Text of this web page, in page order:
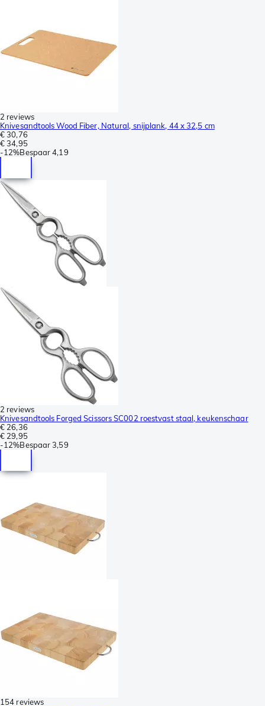
2 reviews
Knivesandtools Wood Fiber, Natural, snijplank, 44 x 32,5 cm
€ 30,76
€ 34,95
-12%Bespaar 4,19
2 reviews
Knivesandtools Forged Scissors SC002 roestvast staal, keukenschaar
€ 26,36
€ 29,95
-12%Bespaar 3,59
154 reviews